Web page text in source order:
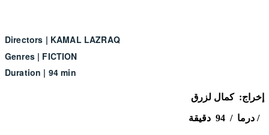
Directors | KAMAL LAZRAQ
Genres| FICTION
Duration | 94 min
إخراج: كمال لزرق
درما / 94 دقيقة /